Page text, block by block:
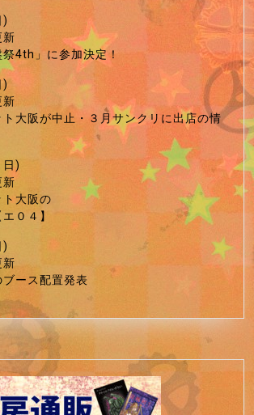
新
祭4th」に参加決定！
大阪が中止・３月サンクリに出店の情
)
新
大阪の
０４】
新
ース配置発表